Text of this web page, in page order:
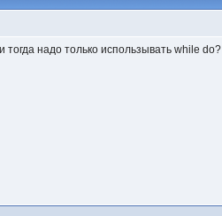
надо только использывать while do?